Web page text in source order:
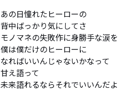
あの日憧れたヒーローの
背中ばっかり気にしてさ
モノマネの失敗作に身勝手な涙を
僕は僕だけのヒーローに
なればいいんじゃないかなって
甘え語って
未来語れるならそれでいいんだよ